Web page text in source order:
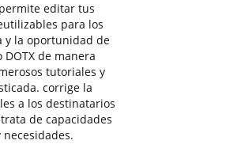
editar tus
para los
y la oportunidad de
de manera
tutoriales y
corrige la
a los destinatarios
de capacidades